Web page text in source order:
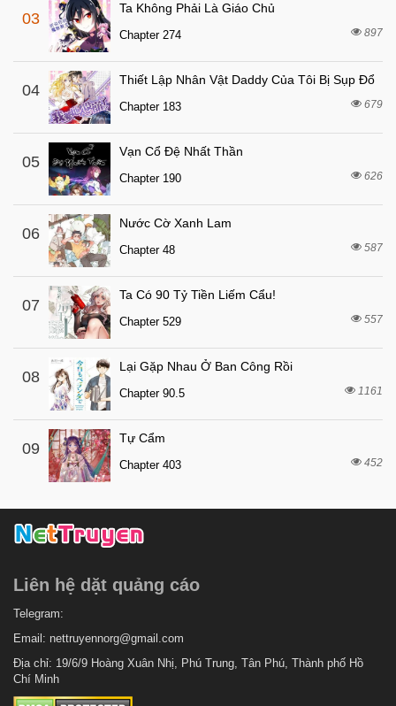
03
Ta Không Phải Là Giáo Chủ
Chapter 274 897
04
Thiết Lập Nhân Vật Daddy Của Tôi Bị Sụp Đổ
Chapter 183 679
05
Vạn Cổ Đệ Nhất Thần
Chapter 190 626
06
Nước Cờ Xanh Lam
Chapter 48 587
07
Ta Có 90 Tỷ Tiền Liếm Cẩu!
Chapter 529 557
08
Lại Gặp Nhau Ở Ban Công Rồi
Chapter 90.5 1161
09
Tự Cẩm
Chapter 403 452
Liên hệ dặt quảng cáo
Telegram:
Email: nettruyennorg@gmail.com
Địa chỉ: 19/6/9 Hoàng Xuân Nhị, Phú Trung, Tân Phú, Thành phố Hồ
Chí Minh